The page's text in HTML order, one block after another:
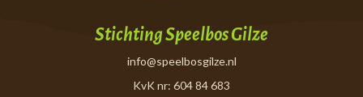
Stichting Speelbos Gilze
info@speelbosgilze.nl
KvK nr: 604 84 683